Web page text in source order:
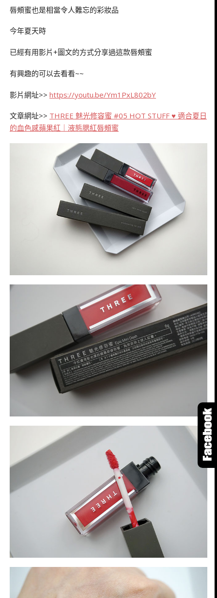
唇頰蜜也是相當令人難忘的彩妝品
今年夏天時
已經有用影片+圖文的方式分享過這款唇頰蜜
有興趣的可以去看看~~
影片網址>> https://youtu.be/Ym1PxL802bY
文章網址>> THREE 魅光修容蜜 #05 HOT STUFF ♥ 適合夏日
的血色感蘋果紅｜液態腮紅唇頰蜜